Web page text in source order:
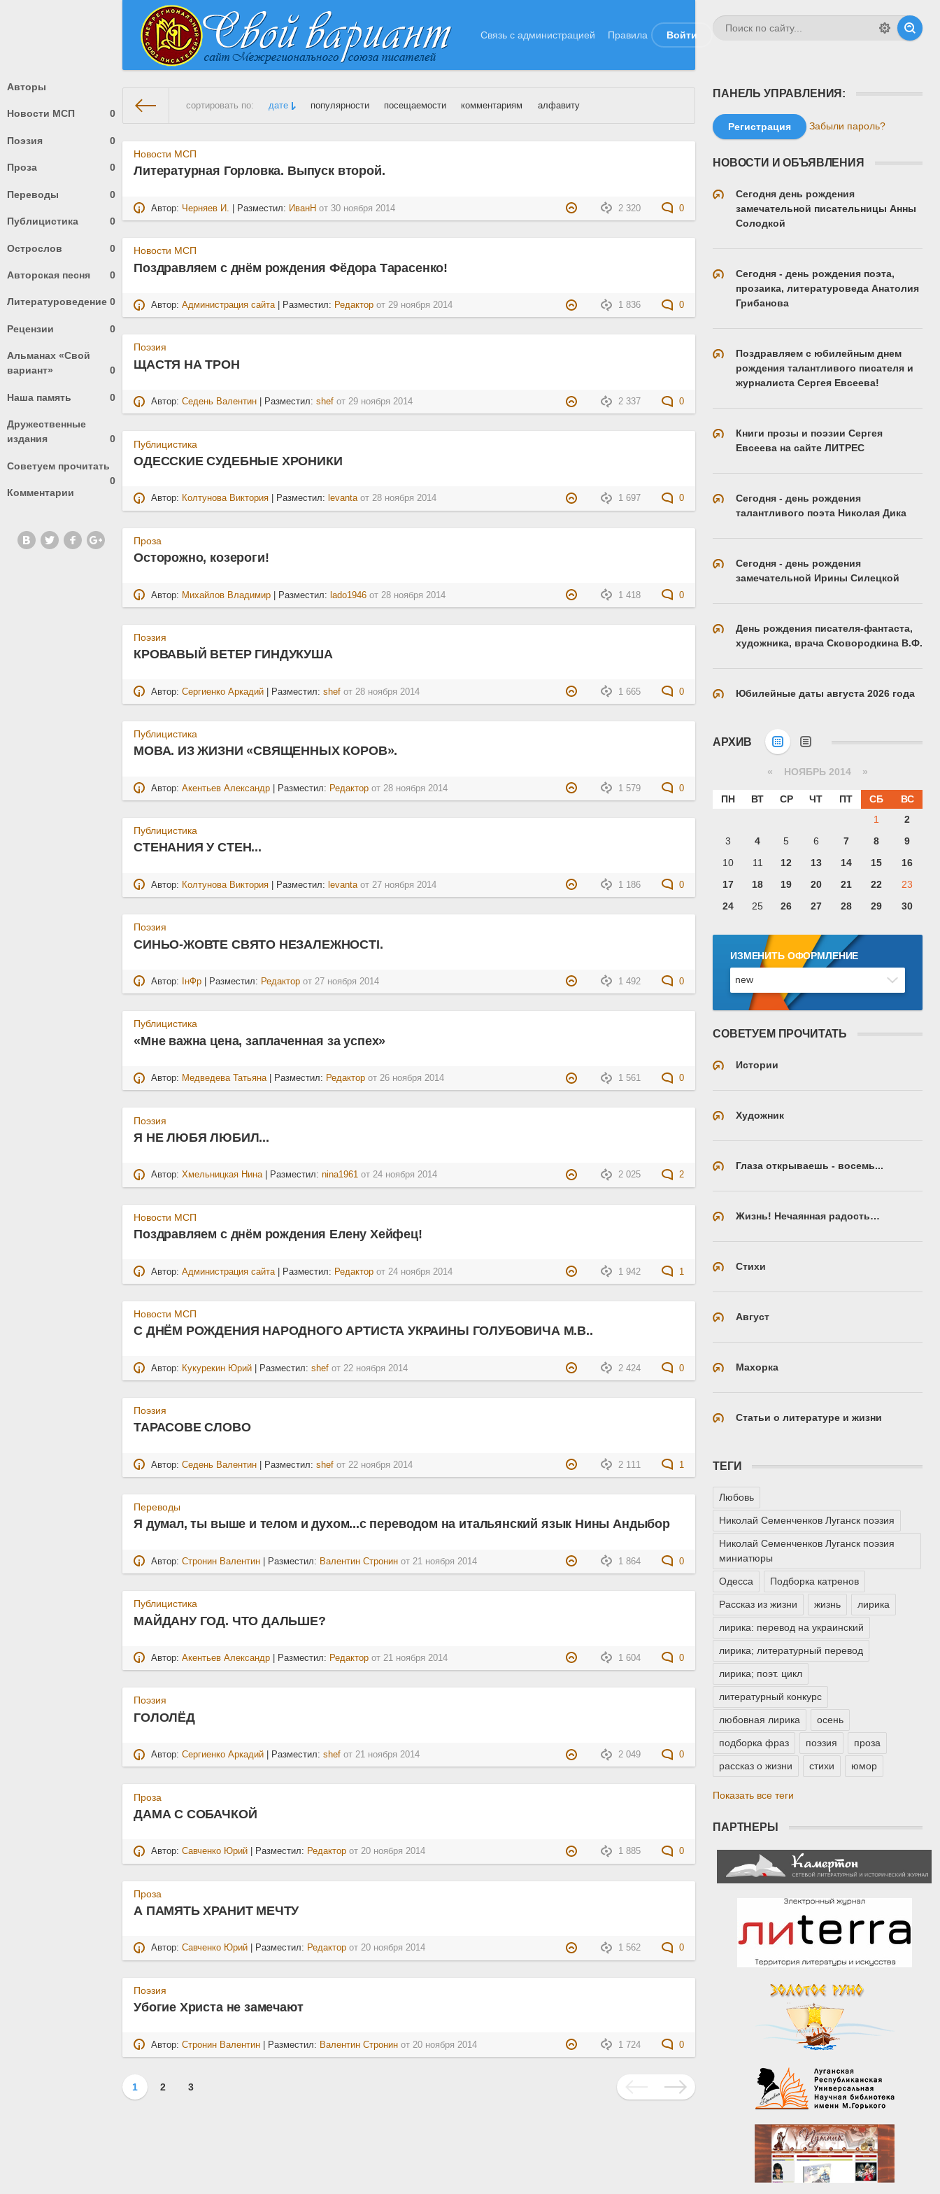
Связь с администрацией Правила Войти
Авторы
Новости МСП 0
Поэзия 0
Проза 0
Переводы 0
Публицистика 0
Острослов 0
Авторская песня 0
Литературоведение 0
Рецензии 0
Альманах «Свой
вариант»
0
Наша память 0
Дружественные
издания
0
Советуем прочитать
0
Комментарии
сортировать по: дате популярности посещаемости комментариям алфавиту
На главную» Материалы за Ноябрь 2014 года
Новости МСП
Литературная Горловка. Выпуск второй.
2 320 0
Автор: Черняев И. | Разместил: ИванН от 30 ноября 2014
Новости МСП
Поздравляем с днём рождения Фёдора Тарасенко!
1 836 0
Автор:Администрация сайта| Разместил: Редактор от29 ноября 2014
Поэзия
ЩАСТЯ НА ТРОН
2 337 0
Автор:Седень Валентин | Разместил:shef от29 ноября 2014
Публицистика
ОДЕССКИЕ СУДЕБНЫЕ ХРОНИКИ
1 697 0
Автор: Колтунова Виктория | Разместил: levantaот28 ноября 2014
Проза
Осторожно, козероги!
1 418 0
Автор: Михайлов Владимир | Разместил: lado1946 от 28 ноября 2014
Поэзия
КРОВАВЫЙ ВЕТЕР ГИНДУКУША
1 665 0
Автор:Сергиенко Аркадий | Разместил:shef от 28 ноября 2014
Публицистика
МОВА. ИЗ ЖИЗНИ «СВЯЩЕННЫХ КОРОВ».
1 579 0
Автор:Акентьев Александр | Разместил: Редактор от 28 ноября 2014
Публицистика
СТЕНАНИЯ У СТЕН...
1 186 0
Автор: Колтунова Виктория | Разместил: levantaот27 ноября 2014
Поэзия
СИНЬО-ЖОВТЕ СВЯТО НЕЗАЛЕЖНОСТІ.
1 492 0
Автор: ІнФр | Разместил: Редактор от27 ноября 2014
Публицистика
«Мне важна цена, заплаченная за успех»
1 561 0
Автор: Медведева Татьяна| Разместил: Редактор от26 ноября 2014
Поэзия
Я НЕ ЛЮБЯ ЛЮБИЛ...
2 025 2
Автор:Хмельницкая Нина| Разместил:nina1961 от24 ноября 2014
Новости МСП
Поздравляем с днём рождения Елену Хейфец!
1 942 1
Автор:Администрация сайта | Разместил: Редактор от 24 ноября 2014
Новости МСП
С ДНЁМ РОЖДЕНИЯ НАРОДНОГО АРТИСТА УКРАИНЫ ГОЛУБОВИЧА М.В..
2 424 0
Автор: Кукурекин Юрий | Разместил:shef от 22 ноября 2014
Поэзия
ТАРАСОВЕ СЛОВО
2 111 1
Автор:Седень Валентин | Разместил:shef от 22 ноября 2014
Переводы
Я думал, ты выше и телом и духом...с переводом на итальянский язык Нины Андыбор
1 864 0
Автор:Стронин Валентин | Разместил: Валентин Стронин от21 ноября 2014
Публицистика
МАЙДАНУ ГОД. ЧТО ДАЛЬШЕ?
1 604 0
Автор:Акентьев Александр | Разместил: Редактор от21 ноября 2014
Поэзия
ГОЛОЛЁД
2 049 0
Автор:Сергиенко Аркадий | Разместил:shef от21 ноября 2014
Проза
ДАМА С СОБАЧКОЙ
1 885 0
Автор:Савченко Юрий | Разместил: Редактор от20 ноября 2014
Проза
А ПАМЯТЬ ХРАНИТ МЕЧТУ
1 562 0
Автор:Савченко Юрий | Разместил: Редактор от20 ноября 2014
Поэзия
Убогие Христа не замечают
1 724 0
Автор:Стронин Валентин | Разместил: Валентин Стронин от 20 ноября 2014
1 2 3
ПАНЕЛЬ УПРАВЛЕНИЯ:
Регистрация Забыли пароль?
НОВОСТИ И ОБЪЯВЛЕНИЯ
Сегодня день рождения
замечательной писательницы Анны
Солодкой
Сегодня - день рождения поэта,
прозаика, литературоведа Анатолия
Грибанова
Поздравляем с юбилейным днем
рождения талантливого писателя и
журналиста Сергея Евсеева!
Книги прозы и поэзии Сергея
Евсеева на сайте ЛИТРЕС
Сегодня - день рождения
талантливого поэта Николая Дика
Сегодня - день рождения
замечательной Ирины Силецкой
День рождения писателя-фантаста,
художника, врача Сковородкина В.Ф.
Юбилейные даты августа 2026 года
АРХИВ
« НОЯБРЬ 2014 »
ПН ВТ СР ЧТ ПТ СБ
ВС
1
2
3
4 5 6 7 8
9
10
11 12 13 14 15
16
17
18 19 20 21 22
23
24
25 26 27 28 29 30
ИЗМЕНИТЬ ОФОРМЛЕНИЕ
СОВЕТУЕМ ПРОЧИТАТЬ
Истории
Художник
Глаза открываешь - восемь...
Жизнь! Нечаянная радость…
Стихи
Август
Махорка
Статьи о литературе и жизни
ТЕГИ
Любовь
Николай Семенченков Луганск поэзия
Николай Семенченков Луганск поэзия
миниатюры
Одесса Подборка катренов
Рассказ из жизни жизнь лирика
лирика: перевод на украинский
лирика; литературный перевод
лирика; поэт. цикл
литературный конкурс
любовная лирика осень
подборка фраз поэзия проза
рассказ о жизни стихи юмор
Показать все теги
ПАРТНЕРЫ